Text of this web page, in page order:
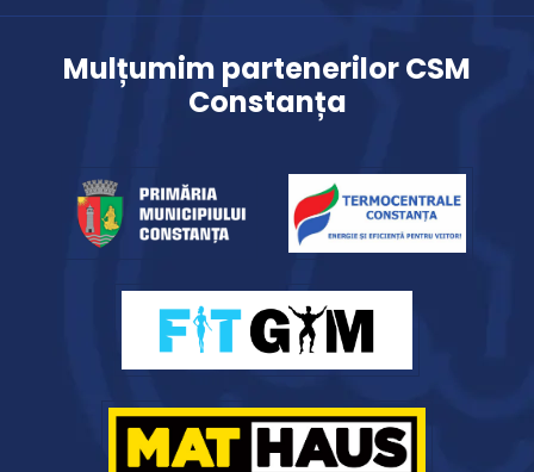
Mulțumim partenerilor CSM
Constanța